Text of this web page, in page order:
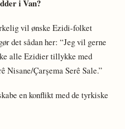
i Van?
vil ønske Ezidi-folket
det sådan her: “Jeg vil gerne
alle Ezidier tillykke med
Nisane/Çarșema Serê Sale.”
en konflikt med de tyrkiske